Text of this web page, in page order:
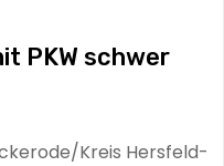
PKW schwer
Kreis Hersfeld-